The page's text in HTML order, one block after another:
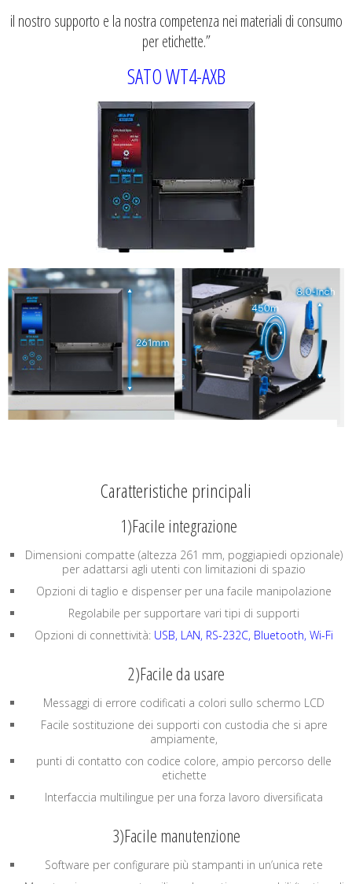
il nostro supporto e la nostra competenza nei materiali di consumo
per etichette.”
SATO WT4-AXB
Caratteristiche principali
1)Facile integrazione
Dimensioni compatte (altezza 261 mm, poggiapiedi opzionale)
per adattarsi agli utenti con limitazioni di spazio
Opzioni di taglio e dispenser per una facile manipolazione
Regolabile per supportare vari tipi di supporti
Opzioni di connettività: USB, LAN, RS-232C, Bluetooth, Wi-Fi
2)Facile da usare
Messaggi di errore codificati a colori sullo schermo LCD
Facile sostituzione dei supporti con custodia che si apre
ampiamente,
punti di contatto con codice colore, ampio percorso delle
etichette
Interfaccia multilingue per una forza lavoro diversificata
3)Facile manutenzione
Software per configurare più stampanti in un’unica rete